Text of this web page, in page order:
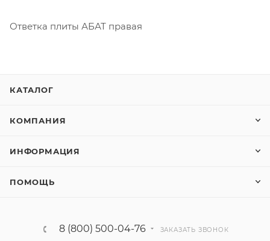
Ответка плиты АБАТ правая
КАТАЛОГ
КОМПАНИЯ
ИНФОРМАЦИЯ
ПОМОЩЬ
8 (800) 500-04-76 ЗАКАЗАТЬ ЗВОНОК